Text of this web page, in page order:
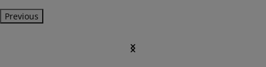
Previous